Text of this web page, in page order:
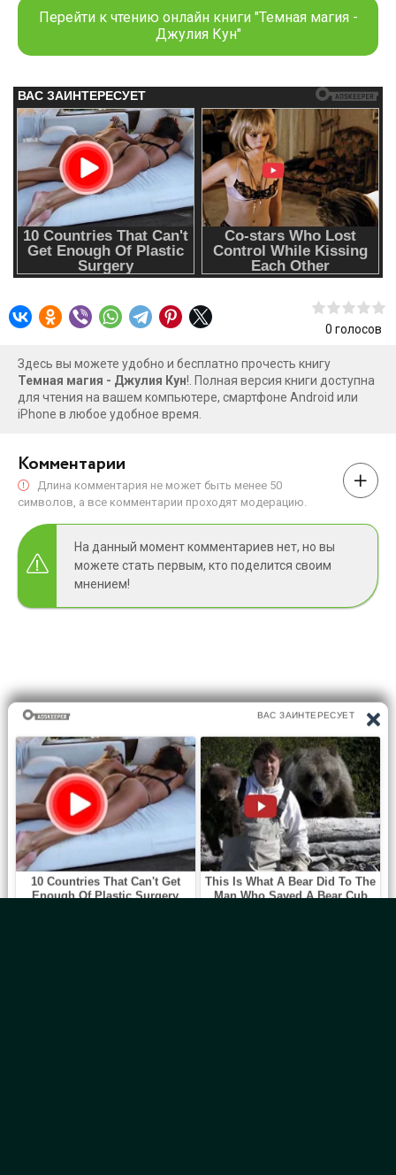
загадочного места и очаровывает юную ведьму. Вскоре
Лилли понимает, что в глубине ирландских лесов
хозяйничают духи и темные силы. Они испытывают ее
встречи с Джейсоном Рейвенвудом, который по-
прежнему заставляет ее разбитое сердце биться чаще.
Перейти к чтению онлайн книги "Темная магия -
Джулия Кун"
0 голосов
Здесь вы можете удобно и бесплатно прочесть книгу
Темная магия - Джулия Кун!. Полная версия книги доступна
для чтения на вашем компьютере, смартфоне Android или
iPhone в любое удобное время.
Комментарии
Длина комментария не может быть менее 50
символов, а все комментарии проходят модерацию.
На данный момент комментариев нет, но вы
можете стать первым, кто поделится своим
мнением!